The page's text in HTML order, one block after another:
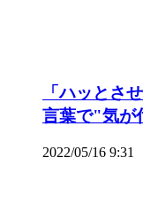
「ハッとさ
言葉で"気が
2022/05/16 9:31